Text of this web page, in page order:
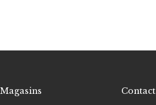
Magasins Contact